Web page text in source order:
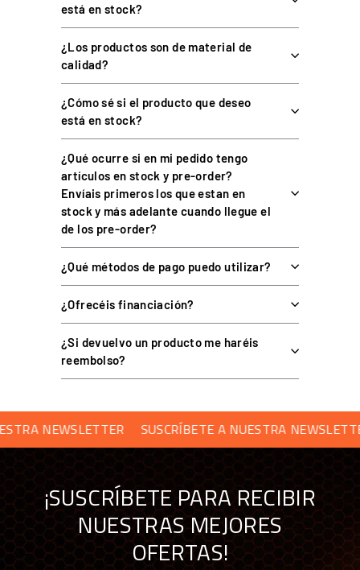
COMPRAR TU SOPORTE DE MONITOR EN
SIMUFY ES COMPRAR CON GARANTÍAS
Distribuidor oficial premium de sim racing en
España y Portugal — más de 70 marcas
Único Centro Oficial de Reparación Fanatec fuera
de garantía de Europa
Simucube Premium Reseller — uno de los cuatro de
Europa
Envío desde almacén propio de 5.000 m² y
showroom en Barcelona
Soporte técnico especializado y garantía oficial en
todos los productos
disponibles
está en stock?
¿Los productos son de material de
calidad?
¿Cómo sé si el producto que deseo
está en stock?
¿Qué ocurre si en mi pedido tengo
artículos en stock y pre-order?
Envíais primeros los que estan en
stock y más adelante cuando llegue el
de los pre-order?
¿Qué métodos de pago puedo utilizar?
¿Ofrecéis financiación?
¿Si devuelvo un producto me haréis
reembolso?
A NUESTRA NEWSLETTER SUSCRÍBETE A
¡SUSCRÍBETE PARA RECIBIR
NUESTRAS MEJORES
OFERTAS!